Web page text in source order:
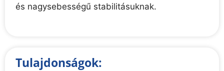
és nagysebességű stabilitásuknak.
Tulajdonságok: